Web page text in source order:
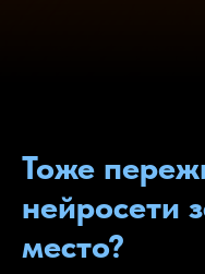
Тоже
нейросети
место?